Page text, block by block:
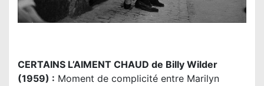
CERTAINS L’AIMENT CHAUD de Billy Wilder
(1959) : Moment de complicité entre Marilyn